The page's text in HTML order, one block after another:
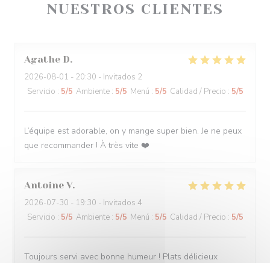
NUESTROS CLIENTES
Agathe D
2026-08-01 - 20:30 - Invitados 2
Servicio : 5/5 Ambiente : 5/5 Menú : 5/5 Calidad / Precio : 5/5
L’équipe est adorable, on y mange super bien. Je ne peux
que recommander ! À très vite ❤️
Antoine V
2026-07-30 - 19:30 - Invitados 4
Servicio : 5/5 Ambiente : 5/5 Menú : 5/5 Calidad / Precio : 5/5
Toujours servi avec bonne humeur ! Plats délicieux